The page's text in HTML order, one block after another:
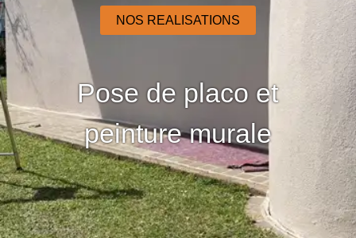
NOS REALISATIONS
Pose de placo et
peinture murale